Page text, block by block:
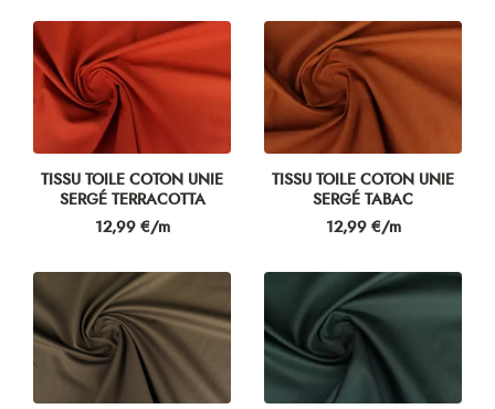
TISSU TOILE COTON UNIE
SERGÉ TERRACOTTA
Prix
12,99 €/m
TISSU TOILE COTON UNIE
SERGÉ TABAC
Prix
12,99 €/m